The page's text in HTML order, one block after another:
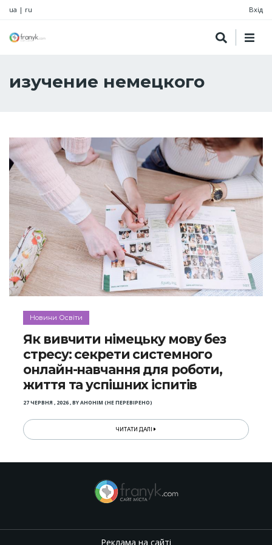
ua | ru Вхід
изучение немецкого
Новини Освіти
Як вивчити німецьку мову без
стресу: секрети системного
онлайн-навчання для роботи,
життя та успішних іспитів
27 ЧЕРВНЯ , 2026,BYАНОНІМ (НЕ ПЕРЕВІРЕНО)
ЧИТАТИ ДАЛІ
Реклама на сайті